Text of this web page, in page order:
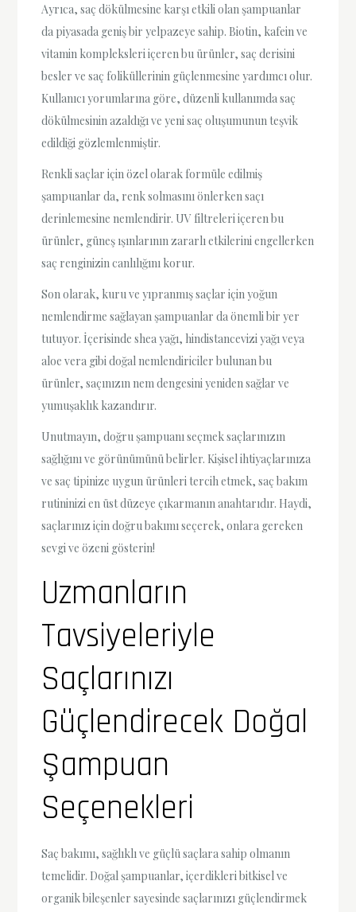
Ayrıca, saç dökülmesine karşı etkili olan şampuanlar
da piyasada geniş bir yelpazeye sahip. Biotin, kafein ve
vitamin kompleksleri içeren bu ürünler, saç derisini
besler ve saç foliküllerinin güçlenmesine yardımcı olur.
Kullanıcı yorumlarına göre, düzenli kullanımda saç
dökülmesinin azaldığı ve yeni saç oluşumunun teşvik
edildiği gözlemlenmiştir.
Renkli saçlar için özel olarak formüle edilmiş
şampuanlar da, renk solmasını önlerken saçı
derinlemesine nemlendirir. UV filtreleri içeren bu
ürünler, güneş ışınlarının zararlı etkilerini engellerken
saç renginizin canlılığını korur.
Son olarak, kuru ve yıpranmış saçlar için yoğun
nemlendirme sağlayan şampuanlar da önemli bir yer
tutuyor. İçerisinde shea yağı, hindistancevizi yağı veya
aloe vera gibi doğal nemlendiriciler bulunan bu
ürünler, saçınızın nem dengesini yeniden sağlar ve
yumuşaklık kazandırır.
Unutmayın, doğru şampuanı seçmek saçlarınızın
sağlığını ve görünümünü belirler. Kişisel ihtiyaçlarınıza
ve saç tipinize uygun ürünleri tercih etmek, saç bakım
rutininizi en üst düzeye çıkarmanın anahtarıdır. Haydi,
saçlarınız için doğru bakımı seçerek, onlara gereken
sevgi ve özeni gösterin!
Uzmanların
Tavsiyeleriyle
Saçlarınızı
Güçlendirecek Doğal
Şampuan
Seçenekleri
Saç bakımı, sağlıklı ve güçlü saçlara sahip olmanın
temelidir. Doğal şampuanlar, içerdikleri bitkisel ve
organik bileşenler sayesinde saçlarınızı güçlendirmek